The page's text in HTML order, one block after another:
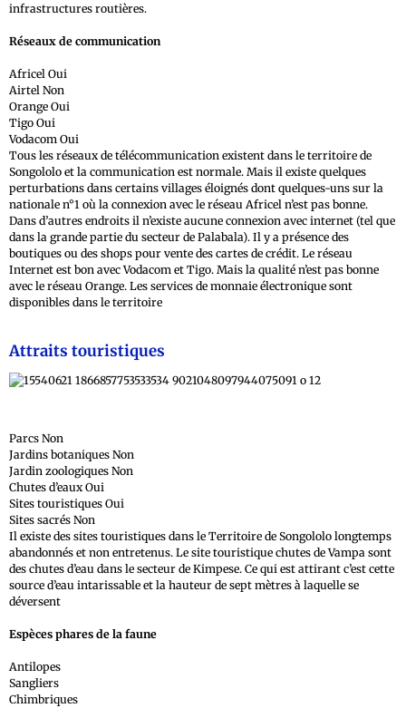
infrastructures routières.
Réseaux de communication
Africel Oui
Airtel Non
Orange Oui
Tigo Oui
Vodacom Oui
Tous les réseaux de télécommunication existent dans le territoire de
Songololo et la communication est normale. Mais il existe quelques
perturbations dans certains villages éloignés dont quelques-uns sur la
nationale n°1 où la connexion avec le réseau Africel n’est pas bonne.
Dans d’autres endroits il n’existe aucune connexion avec internet (tel que
dans la grande partie du secteur de Palabala). Il y a présence des
boutiques ou des shops pour vente des cartes de crédit. Le réseau
Internet est bon avec Vodacom et Tigo. Mais la qualité n’est pas bonne
avec le réseau Orange. Les services de monnaie électronique sont
disponibles dans le territoire
Attraits touristiques
Parcs Non
Jardins botaniques Non
Jardin zoologiques Non
Chutes d’eaux Oui
Sites touristiques Oui
Sites sacrés Non
Il existe des sites touristiques dans le Territoire de Songololo longtemps
abandonnés et non entretenus. Le site touristique chutes de Vampa sont
des chutes d’eau dans le secteur de Kimpese. Ce qui est attirant c’est cette
source d’eau intarissable et la hauteur de sept mètres à laquelle se
déversent
Espèces phares de la faune
Antilopes
Sangliers
Chimbriques